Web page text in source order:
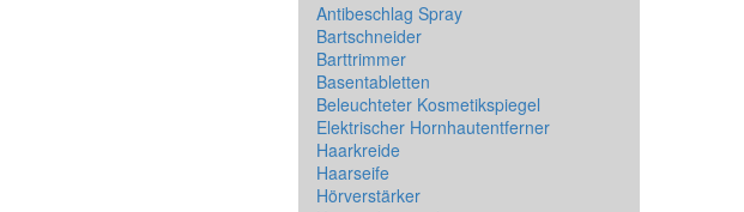
Antibeschlag Spray
Bartschneider
Barttrimmer
Basentabletten
Beleuchteter Kosmetikspiegel
Elektrischer Hornhautentferner
Haarkreide
Haarseife
Hörverstärker